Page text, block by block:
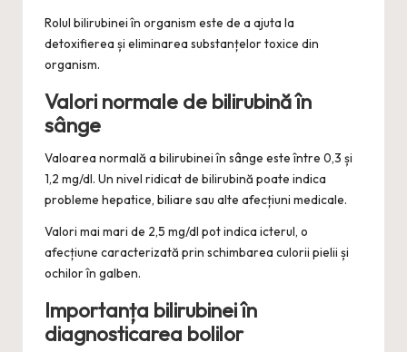
Rolul bilirubinei în organism este de a ajuta la
detoxifierea și eliminarea substanțelor toxice din
organism.
Valori normale de bilirubină în
sânge
Valoarea normală a bilirubinei în sânge este între 0,3 și
1,2 mg/dl. Un nivel ridicat de bilirubină poate indica
probleme hepatice, biliare sau alte afecțiuni medicale.
Valori mai mari de 2,5 mg/dl pot indica icterul, o
afecțiune caracterizată prin schimbarea culorii pielii și
ochilor în galben.
Importanța bilirubinei în
diagnosticarea bolilor